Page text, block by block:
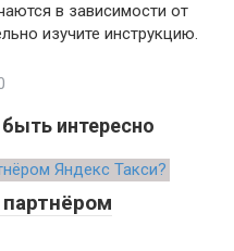
в зависимости от
изучите инструкцию.
интересно